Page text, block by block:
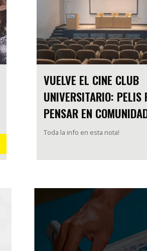
VUELVE EL CINE CLUB
UNIVERSITARIO: PELIS
PENSAR EN
Toda la info en esta nota!